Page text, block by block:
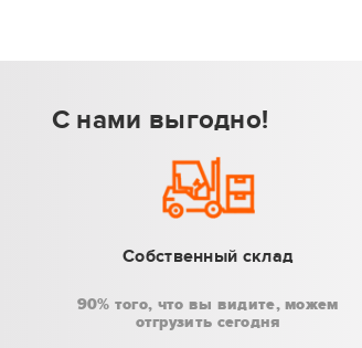
С нами выгодно!
Собственный склад
90% того, что вы видите, можем
отгрузить сегодня